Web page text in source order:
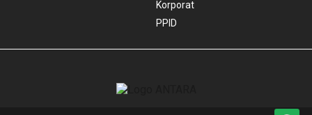
Korporat
PPID